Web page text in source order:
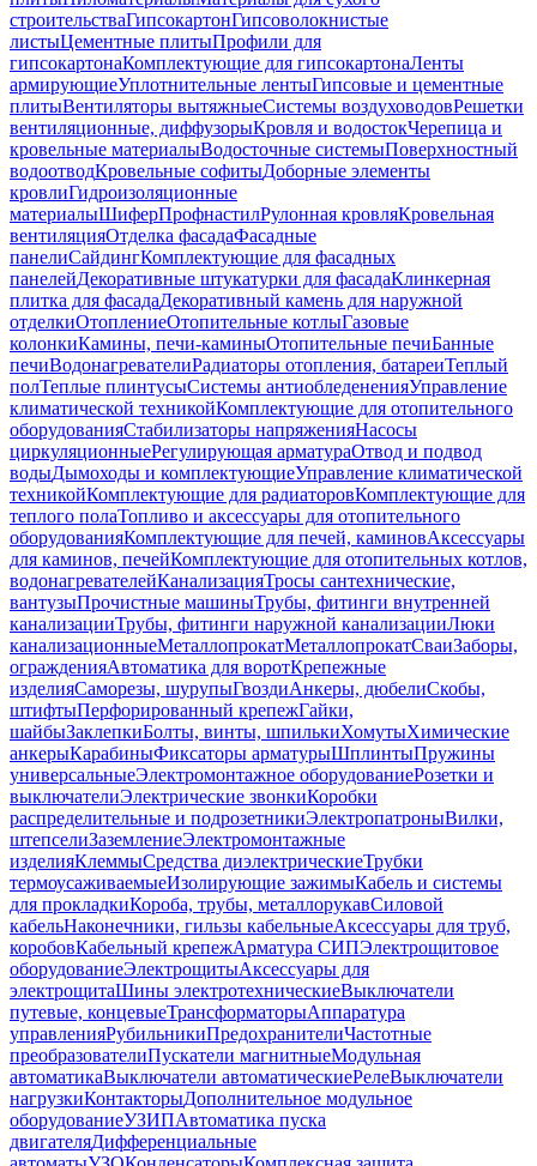
строительстваГипсокартонГипсоволокнистые
листыЦементные плитыПрофили для
гипсокартонаКомплектующие для гипсокартонаЛенты
армирующиеУплотнительные лентыГипсовые и цементные
плитыВентиляторы вытяжныеСистемы воздуховодовРешетки
вентиляционные, диффузорыКровля и водостокЧерепица и
кровельные материалыВодосточные системыПоверхностный
водоотводКровельные софитыДоборные элементы
кровлиГидроизоляционные
материалыШиферПрофнастилРулонная кровляКровельная
вентиляцияОтделка фасадаФасадные
панелиСайдингКомплектующие для фасадных
панелейДекоративные штукатурки для фасадаКлинкерная
плитка для фасадаДекоративный камень для наружной
отделкиОтоплениеОтопительные котлыГазовые
колонкиКамины, печи-каминыОтопительные печиБанные
печиВодонагревателиРадиаторы отопления, батареиТеплый
полТеплые плинтусыСистемы антиобледененияУправление
климатической техникойКомплектующие для отопительного
оборудованияСтабилизаторы напряженияНасосы
циркуляционныеРегулирующая арматураОтвод и подвод
водыДымоходы и комплектующиеУправление климатической
техникойКомплектующие для радиаторовКомплектующие для
теплого полаТопливо и аксессуары для отопительного
оборудованияКомплектующие для печей, каминовАксессуары
для каминов, печейКомплектующие для отопительных котлов,
водонагревателейКанализацияТросы сантехнические,
вантузыПрочистные машиныТрубы, фитинги внутренней
канализацииТрубы, фитинги наружной канализацииЛюки
канализационныеМеталлопрокатМеталлопрокатСваиЗаборы,
огражденияАвтоматика для воротКрепежные
изделияСаморезы, шурупыГвоздиАнкеры, дюбелиСкобы,
штифтыПерфорированный крепежГайки,
шайбыЗаклепкиБолты, винты, шпилькиХомутыХимические
анкерыКарабиныФиксаторы арматурыШплинтыПружины
универсальныеЭлектромонтажное оборудованиеРозетки и
выключателиЭлектрические звонкиКоробки
распределительные и подрозетникиЭлектропатроныВилки,
штепселиЗаземлениеЭлектромонтажные
изделияКлеммыСредства диэлектрическиеТрубки
термоусаживаемыеИзолирующие зажимыКабель и системы
для прокладкиКороба, трубы, металлорукавСиловой
кабельНаконечники, гильзы кабельныеАксессуары для труб,
коробовКабельный крепежАрматура СИПЭлектрощитовое
оборудованиеЭлектрощитыАксессуары для
электрощитаШины электротехническиеВыключатели
путевые, концевыеТрансформаторыАппаратура
управленияРубильникиПредохранителиЧастотные
преобразователиПускатели магнитныеМодульная
автоматикаВыключатели автоматическиеРелеВыключатели
нагрузкиКонтакторыДополнительное модульное
оборудованиеУЗИПАвтоматика пуска
двигателяДифференциальные